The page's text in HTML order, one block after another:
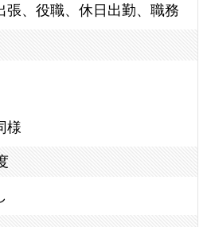
、役職、休日出勤、職務
様